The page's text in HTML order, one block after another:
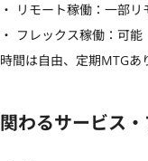
・ リモート稼働：一部
・ フレックス稼働：可
時間は自由、定期MTGあ
関わるサービス